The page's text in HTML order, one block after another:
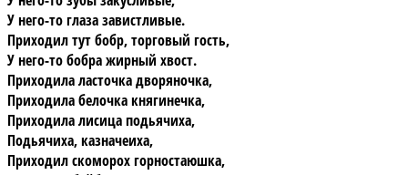
У него-то глаза завистливые.
Приходил тут бобр, торговый гость,
У него-то бобра жирный хвост.
Приходила ласточка дворяночка,
Приходила белочка княгинечка,
Приходила лисица подьячиха,
Подьячиха, казначеиха,
Приходил скоморох горностаюшка,